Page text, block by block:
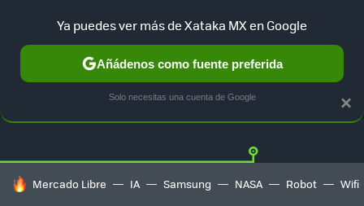
GUÍA DE COMPRAS MERCADO LIBRE
HOY SE HABLA DE
Mercado Libre IA Samsung NASA Robot Wifi
×
Ya puedes ver más de Xataka MX en Google
Añádenos como fuente preferida
Solo necesitas una cuenta de Google